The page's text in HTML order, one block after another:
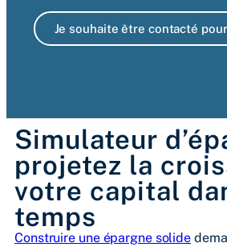
Je souhaite être contacté
Simulateur
projetez la
votre capital
temps
Construire une épargne solide